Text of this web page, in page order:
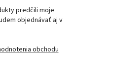
predčili moje
objednávať aj v
obchodu